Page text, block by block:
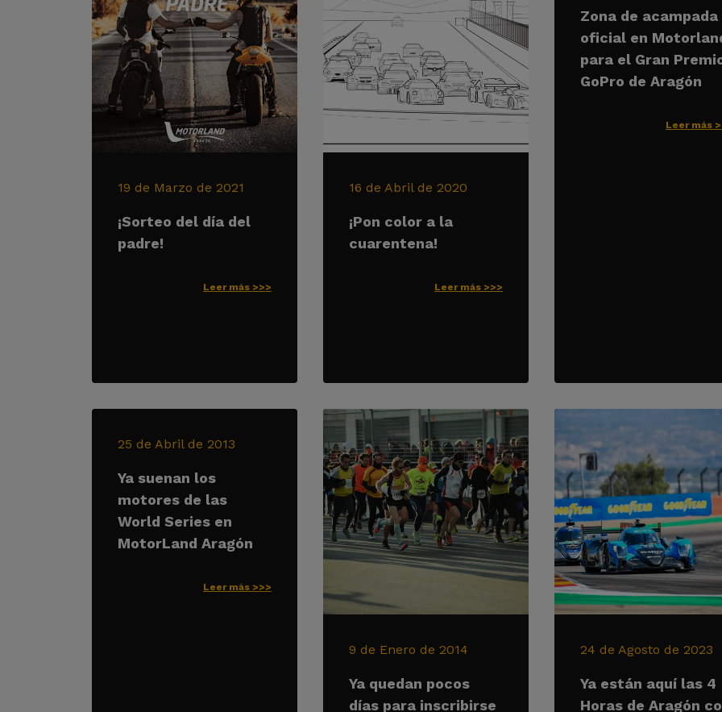
19 de Marzo de 2021
¡Sorteo del día del
padre!
Leer más >>>
16 de Abril de 2020
¡Pon color a la
cuarentena!
Leer más >>>
Zona de acampada
oficial en
para el Gran
GoPro de Aragón
Leer más
25 de Abril de 2013
Ya suenan los
motores de las
World Series en
MotorLand Aragón
Leer más >>>
9 de Enero de 2014
Ya quedan pocos
días para inscribirse
24 de Agosto de 2023
Ya están aquí las 4
Horas de Aragón